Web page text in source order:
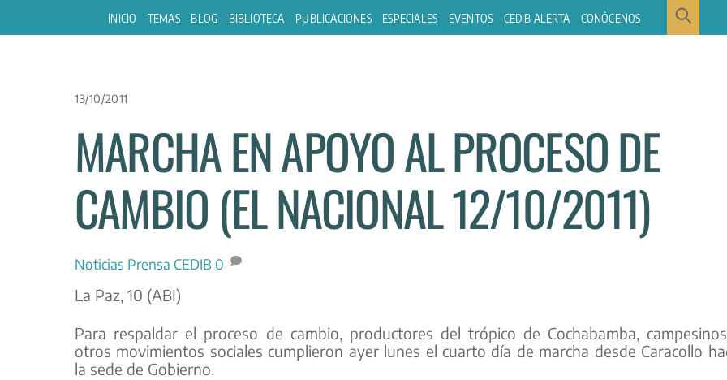
INICIO TEMAS BLOG BIBLIOTECA PUBLICACIONES ESPECIALES EVENTOS CEDIB ALERTA CONÓCENOS
13/10/2011
MARCHA EN APOYO AL PROCESO DE
CAMBIO (EL NACIONAL 12/10/2011)
Noticias Prensa CEDIB 0
La Paz, 10 (ABI)
Para respaldar el proceso de cambio, productores del trópico de Cochabamba,
otros movimientos sociales cumplieron ayer lunes el cuarto día de marcha desde Caracollo
la sede de Gobierno.